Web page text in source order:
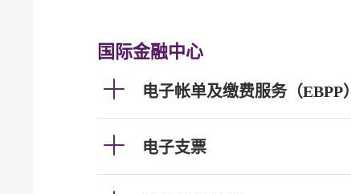
国际金融中心
电子帐单及缴费服务（EBPP）
电子支票